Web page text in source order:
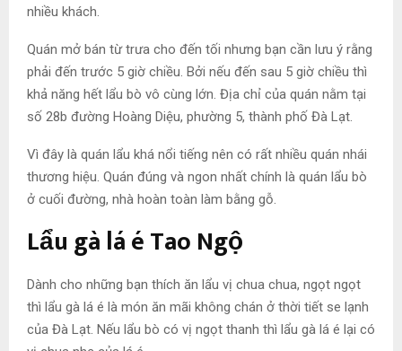
nhiều khách.
Quán mở bán từ trưa cho đến tối nhưng bạn cần lưu ý rằng
phải đến trước 5 giờ chiều. Bởi nếu đến sau 5 giờ chiều thì
khả năng hết lẩu bò vô cùng lớn. Địa chỉ của quán nằm tại
số 28b đường Hoàng Diệu, phường 5, thành phố Đà Lạt.
Vì đây là quán lẩu khá nổi tiếng nên có rất nhiều quán nhái
thương hiệu. Quán đúng và ngon nhất chính là quán lẩu bò
ở cuối đường, nhà hoàn toàn làm bằng gỗ.
Lẩu gà lá é Tao Ngộ
Dành cho những bạn thích ăn lẩu vị chua chua, ngọt ngọt
thì lẩu gà lá é là món ăn mãi không chán ở thời tiết se lạnh
của Đà Lạt. Nếu lẩu bò có vị ngọt thanh thì lẩu gà lá é lại có